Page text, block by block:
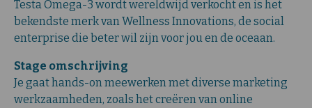
Testa Omega-3 wordt wereldwijd verkocht en is het
bekendste merk van Wellness Innovations, de social
enterprise die beter wil zijn voor jou en de oceaan.
Stage omschrijving
Je gaat hands-on meewerken met diverse marketing
werkzaamheden, zoals het creëren van online